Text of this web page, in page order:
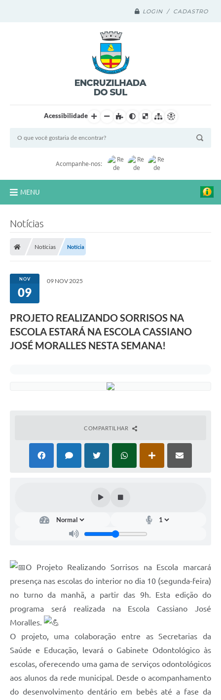
LOGIN / CADASTRO
Acessibilidade
Acompanhe-nos:
MENU
Turismo
Transparência
1DOC
Legislação
Carta de Serviços
Relatório Ouvidoria 2022
Relatório Ouvidoria 2024
Negócios
Notícias
Notícias Notícia
NOV
09
09 NOV 2025
PROJETO REALIZANDO SORRISOS NA
ESCOLA ESTARÁ NA ESCOLA CASSIANO
JOSÉ MORALLES NESTA SEMANA!
COMPARTILHAR
O Projeto Realizando Sorrisos na Escola marcará
presença nas escolas do interior no dia 10 (segunda-feira)
no turno da manhã, a partir das 9h. Esta edição do
programa será realizada na Escola Cassiano José
Moralles.
O projeto, uma colaboração entre as Secretarias da
Saúde e Educação, levará o Gabinete Odontológico às
escolas, oferecendo uma gama de serviços odontológicos
aos alunos da rede municipal. Desde o acompanhamento
do desenvolvimento dentário em bebês até a fase da